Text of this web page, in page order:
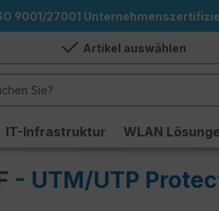
9001/27001
Artikel auswählen
IT-Infrastruktur WLAN
- UTM/UTP